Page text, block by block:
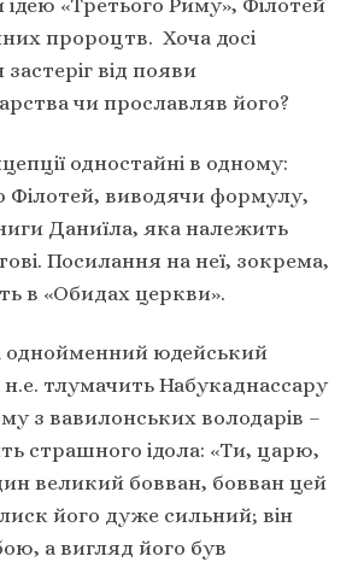
«Третього Риму», Філотей
пророцтв. Хоча досі
застеріг від появи
чи прославляв його?
одностайні в одному:
Філотей, виводячи формулу,
Даниїла, яка належить
Посилання на неї, зокрема,
в «Обидах церкви».
однойменний юдейський
тлумачить Набукаднассару
з вавилонських володарів –
страшного ідола: «Ти, царю,
великий бовван, бовван цей
його дуже сильний; він
а вигляд його був